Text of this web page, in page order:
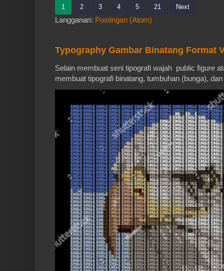
1 2 3 4 5 21 Next
Langganan: Postingan (Atom)
Typography Gambar Binatang Format
Selain membuat seni tipografi wajah public figure
membuat tipografi binatang, tumbuhan (bunga),